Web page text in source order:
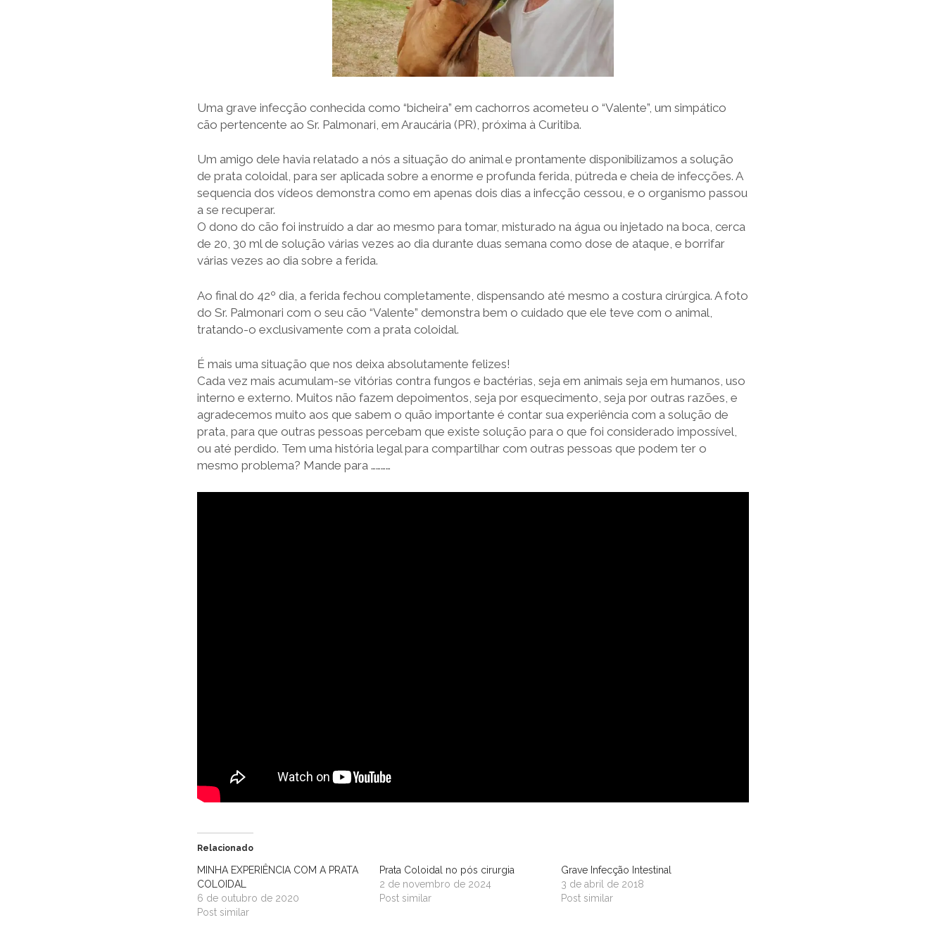
Uma grave infecção conhecida como “bicheira” em cachorros acometeu o “Valente”, um simpático
cão pertencente ao Sr. Palmonari, em Araucária (PR), próxima à Curitiba.
Um amigo dele havia relatado a nós a situação do animal e prontamente disponibilizamos a solução
de prata coloidal, para ser aplicada sobre a enorme e profunda ferida, pútreda e cheia de infecções. A
sequencia dos vídeos demonstra como em apenas dois dias a infecção cessou, e o organismo passou
a se recuperar.
O dono do cão foi instruído a dar ao mesmo para tomar, misturado na água ou injetado na boca, cerca
de 20, 30 ml de solução várias vezes ao dia durante duas semana como dose de ataque, e borrifar
várias vezes ao dia sobre a ferida.
Ao final do 42º dia, a ferida fechou completamente, dispensando até mesmo a costura cirúrgica. A foto
do Sr. Palmonari com o seu cão “Valente” demonstra bem o cuidado que ele teve com o animal,
tratando-o exclusivamente com a prata coloidal.
É mais uma situação que nos deixa absolutamente felizes!
Cada vez mais acumulam-se vitórias contra fungos e bactérias, seja em animais seja em humanos, uso
interno e externo. Muitos não fazem depoimentos, seja por esquecimento, seja por outras razões, e
agradecemos muito aos que sabem o quão importante é contar sua experiência com a solução de
prata, para que outras pessoas percebam que existe solução para o que foi considerado impossível,
ou até perdido. Tem uma história legal para compartilhar com outras pessoas que podem ter o
mesmo problema? Mande para …………
Relacionado
MINHA EXPERIÊNCIA COM A PRATA
COLOIDAL
6 de outubro de 2020
Post similar
Prata Coloidal no pós cirurgia
2 de novembro de 2024
Post similar
Grave Infecção Intestinal
3 de abril de 2018
Post similar